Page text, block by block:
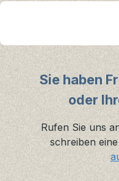
Sie haben
oder
Rufen Sie uns
schreiben